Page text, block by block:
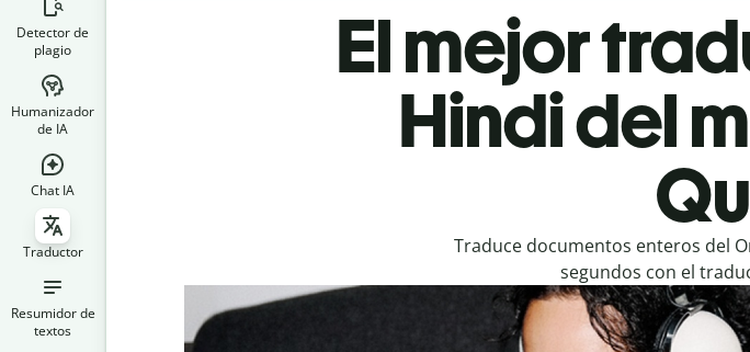
Detector de
plagio
Humanizador
de IA
Chat IA
Traductor
Resumidor de
textos
El mejor
Hindi del
Traduce documentos enteros del
segundos con el